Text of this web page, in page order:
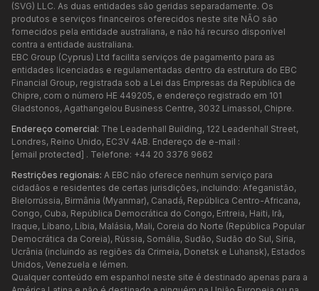
(SVG) LLC. As duas entidades são geridas separadamente. Os
produtos e serviços financeiros oferecidos neste site NÃO são
fornecidos pela entidade australiana, e não há recurso disponível
contra a entidade australiana.
EBC Group (Cyprus) Ltd facilita serviços de pagamento para as
entidades licenciadas e regulamentadas dentro da estrutura do EBC
Financial Group, registrada sob a Lei das Empresas da República de
Chipre, com o número HE 449205, e endereço registrado em 101
Gladstonos, Agathangelou Business Centre, 3032 Limassol, Chipre.
Endereço comercial: The Leadenhall Building, 122 Leadenhall Street,
Londres, Reino Unido, EC3V 4AB. Endereço de e-mail :
[email protected] . Telefone: +44 20 3376 9662
Restrições regionais: A EBC não oferece nenhum serviço para
cidadãos e residentes de certas jurisdições, incluindo: Afeganistão,
Bielorrússia, Birmânia (Myanmar), Canadá, República Centro-Africana,
Congo, Cuba, República Democrática do Congo, Eritreia, Haiti, Irã,
Iraque, Líbano, Líbia, Malásia, Mali, Coreia do Norte (República Popular
Democrática da Coreia), Rússia, Somália, Sudão, Sudão do Sul, Síria,
Ucrânia (incluindo as regiões da Crimeia, Donetsk e Luhansk), Estados
Unidos, Venezuela e Iémen.
Qualquer conteúdo em espanhol neste site é destinado apenas para a